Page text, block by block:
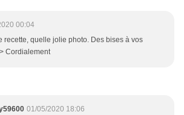
00:04
recette, quelle jolie photo. Des bises à vos
Cordialement
01/05/2020 18:06